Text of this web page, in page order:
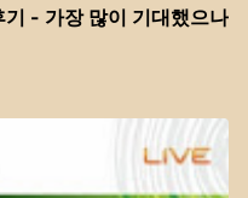
- 가장 많이 기대했으나